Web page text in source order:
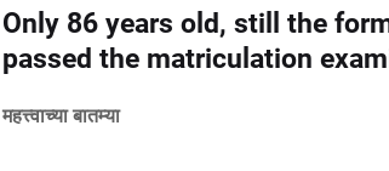
Only 86 years old, still the
passed the matriculation
महत्त्वाच्या बातम्या